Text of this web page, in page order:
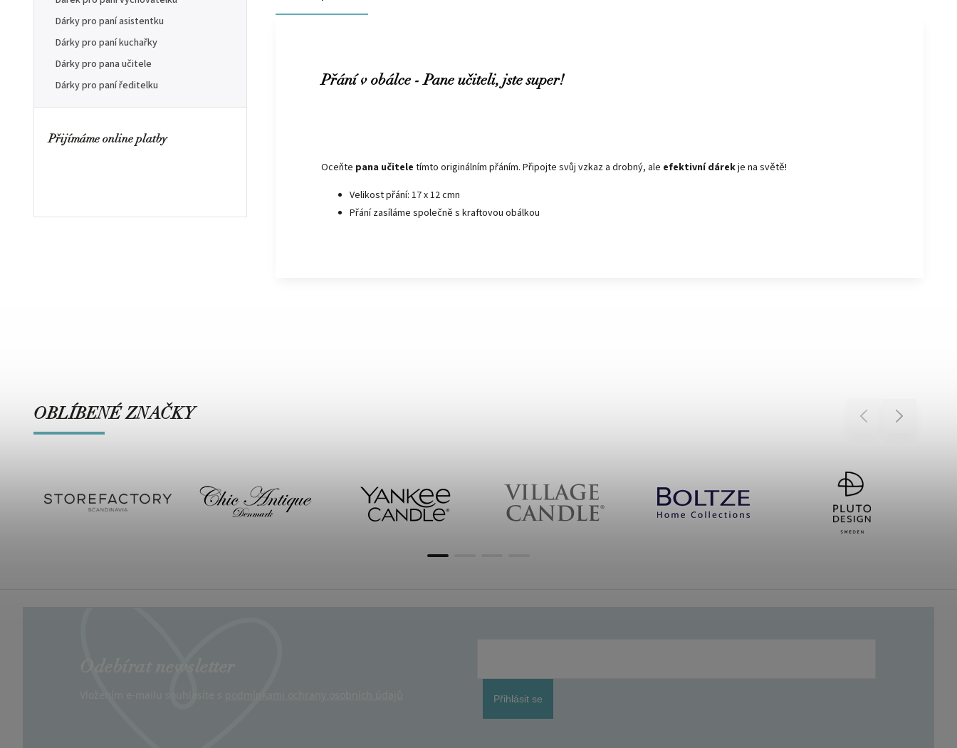
Dárky pro paní asistentku
Dárky pro paní kuchařky
Dárky pro pana učitele
Dárky pro paní ředitelku
Přijímáme online platby
Přání v obálce - Pane učiteli, jste super!
Oceňte pana učitele tímto originálním přáním. Připojte svůj vzkaz a drobný, ale efektivní dárekje na světě!
Velikost přání: 17 x 12 cmn
Přání zasíláme společně s kraftovou obálkou
OBLÍBENÉ ZNAČKY Previous Next
Přihlásit se